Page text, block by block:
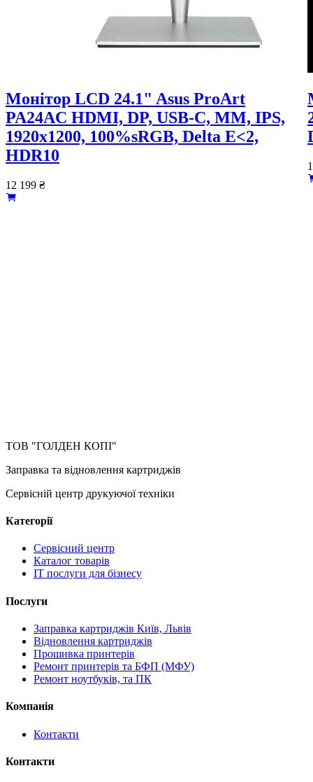
Монiтор LCD 24.1" Asus ProArt
PA24AC HDMI, DP, USB-C, MM, IPS,
1920x1200, 100%sRGB, Delta E<2,
HDR10
12 199 ₴
ТОВ "ГОЛДЕН КОПІ"
Заправка та відновлення картриджів
Сервісній центр друкуючої техніки
Категорії
Сервісний центр
Каталог товарів
IT послуги для бізнесу
Послуги
Заправка картриджів Київ, Львів
Відновлення картриджів
Прошивка принтерів
Ремонт принтерів та БФП (МФУ)
Ремонт ноутбуків, та ПК
Компанія
Контакти
Контакти